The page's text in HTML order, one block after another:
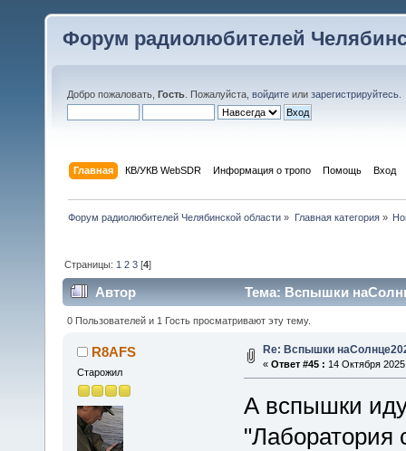
Форум радиолюбителей
Добро пожаловать, Гость . Пожалуйста, войдите или зарегистрируйтесь
Главная КВ/УКВ WebSDR Информация о тропо Помощь Вход
Форум радиолюбителей Челябинской области » Главная категория»
Страницы: 1 2 3 [4]
Автор Тема: Вспышки
0 Пользователей и 1 Гость просматривают эту тему.
R8AFS
Старожил
Re: Вспышки
« Ответ #45 : 14 Октября
А вспышки
"Лаборатория